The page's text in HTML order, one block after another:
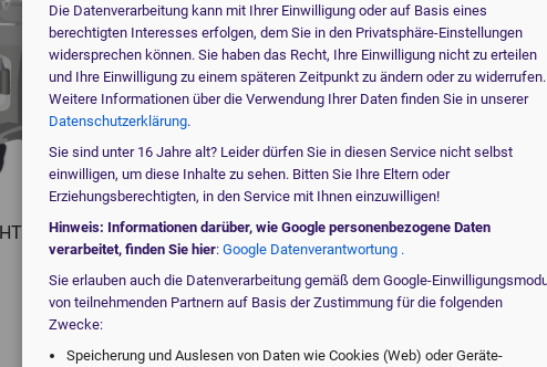
NICHT DEM ORIGINAL
Veterinärmedizinisch
Angiologie /
Anästhesie
Weitere
Die Datenverarbeitung kann mit Ihrer Einwilligung oder auf Basis eines
berechtigten Interesses erfolgen, dem Sie in den Privatsphäre-Einstellungen
widersprechen können. Sie haben das Recht, Ihre Einwilligung nicht zu erteilen
und Ihre Einwilligung zu einem späteren Zeitpunkt zu ändern oder zu widerrufen.
Weitere Informationen über die Verwendung Ihrer Daten finden Sie in unserer
Datenschutzerklärung.
Sie sind unter 16 Jahre alt? Leider dürfen Sie in diesen Service nicht selbst
einwilligen, um diese Inhalte zu sehen. Bitten Sie Ihre Eltern oder
Erziehungsberechtigten, in den Service mit Ihnen einzuwilligen!
Hinweis: Informationen darüber, wie Google personenbezogene Daten
verarbeitet, finden Sie hier: Google Datenverantwortung .
Sie erlauben auch die Datenverarbeitung gemäß dem Google-
von teilnehmenden Partnern auf Basis der Zustimmung für die folgenden
Zwecke:
Speicherung und Auslesen von Daten wie Cookies (Web) oder Geräte-